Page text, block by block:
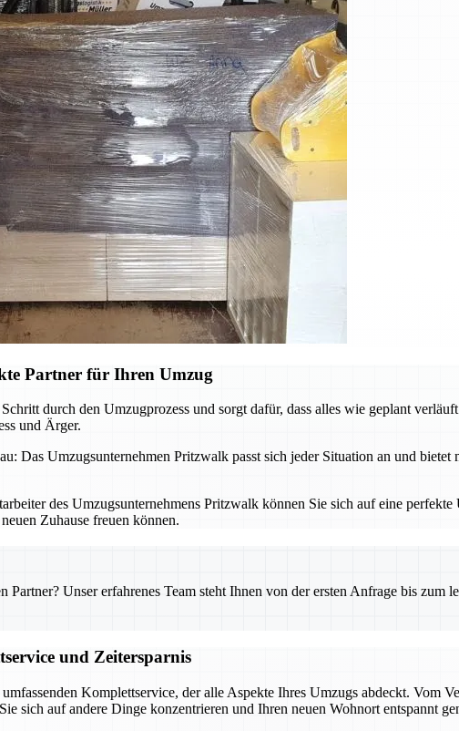
Partner für Ihren Umzug
durch den Umzugprozess und sorgt dafür, dass alles wie geplant
und Ärger.
Das Umzugsunternehmen Pritzwalk passt sich jeder Situation an und
des Umzugsunternehmens Pritzwalk können Sie sich auf eine
Zuhause freuen können.
Partner? Unser erfahrenes Team steht Ihnen von der ersten Anfrage bis
und Zeitersparnis
Komplettservice, der alle Aspekte Ihres Umzugs abdeckt. Vom
sich auf andere Dinge konzentrieren und Ihren neuen Wohnort entspannt